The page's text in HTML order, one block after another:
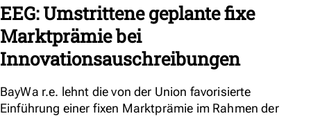
EEG: Umstrittene geplante fixe
Marktprämie bei
Innovationsauschreibungen
BayWa r.e. lehnt die von der Union favorisierte
Einführung einer fixen Marktprämie im Rahmen der